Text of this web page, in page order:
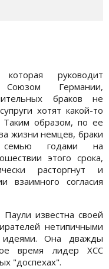
руководит
Союзом Германии,
браков не
хотят какой-то
Таким образом, по ее
жизни немцев, браки
годами на
этого срока,
расторгнут и
взаимного согласия
Паули известна своей
нетипичными
идеями. Она дважды
время лидер ХСС
"доспехах".